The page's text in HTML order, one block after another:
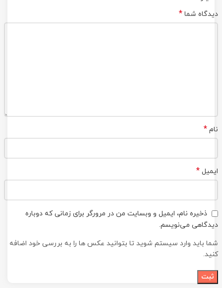
دیدگاه شما *
نام *
ایمیل *
ذخیره نام، ایمیل و وبسایت من در مرورگر برای زمانی که دوباره
دیدگاهی می‌نویسم.
شما باید وارد سیستم شوید تا بتوانید عکس ها را به بررسی خود اضافه
کنید.